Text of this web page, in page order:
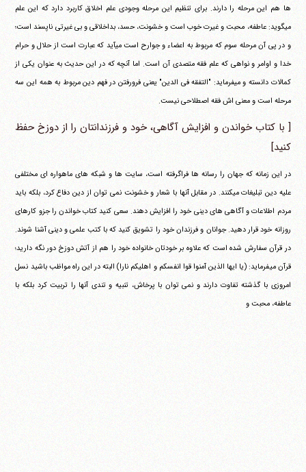
ها هم این مرحله را دارند. برای تنظیم این مرحله وجودی علم اخلاق کاربرد دارد که این علم
می‎گوید: عاطفه، محبت و غیرت خوب است و خشونت، حسد، بداخلاقی و بی غیرتی ناپسند است؛
و در پی آن مرحله سوم که مربوط به اعضاء و جوارح است می‎آید که عبارت است از حلال و حرام
خدا و اوامر و نواهی که علم فقه متصدی آن است. اما آنچه که در این حدیث به عنوان یکی از
کمالات دانسته و می‎فرماید: "التفقه فی الدین" یعنی فرورفتن در فهم دین مربوط به همه این سه
مرحله است و معنی اش فقه اصطلاحی نیست.
[ با کتاب خواندن و افزایش آگاهی، خود و فرزندانتان را از دوزخ حفظ
کنید]
در این زمانه که جهان را رسانه ها فراگرفته است، سایت ها و شبکه های ماهواره ای مختلفی
علیه دین تبلیغات می‎کنند. در مقابل آنها با شعار و خشونت نمی توان از دین دفاع کرد، بلکه باید
مردم اطلاعات و آگاهی های دینی خود را افزایش دهند. سعی کنید کتاب خواندن را جزو کارهای
روزانه خود قرار دهید. جوانان و فرزندان خود را تشویق کنید که با کتب علمی و دینی آشنا شوند.
در قرآن سفارش شده است که علاوه بر خودتان خانواده خود را هم از آتش دوزخ دور نگه دارید؛
قرآن می‎فرماید:
(یا ایها الذین آمنوا قوا انفسکم و اهلیکم نارا) البته در این راه مواظب باشید نسل
امروزی با گذشته تفاوت دارند و نمی توان با پرخاش، تنبیه و تندی آنها را تربیت کرد بلکه با
عاطفه، محبت و